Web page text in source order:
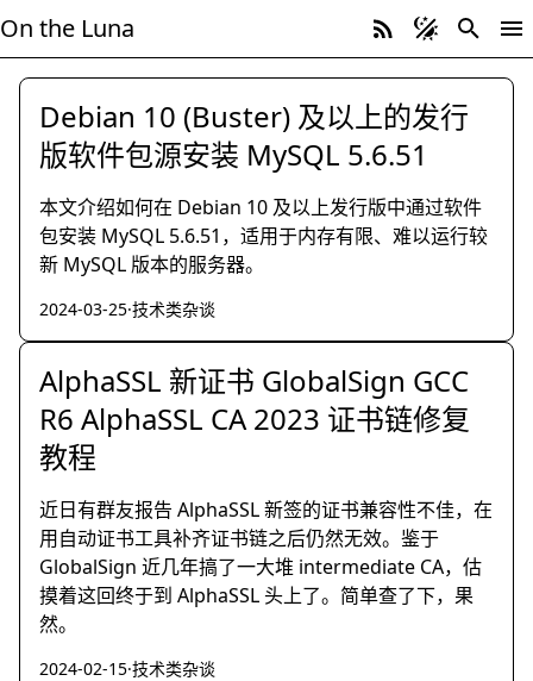
On the Luna
最新文章
Debian 10 (Buster) 及以上的发行
版软件包源安装 MySQL 5.6.51
本文介绍如何在 Debian 10 及以上发行版中通过软件
包安装 MySQL 5.6.51，适用于内存有限、难以运行较
新 MySQL 版本的服务器。
2024-03-25·技术类杂谈
AlphaSSL 新证书 GlobalSign GCC
R6 AlphaSSL CA 2023 证书链修复
教程
近日有群友报告 AlphaSSL 新签的证书兼容性不佳，在
用自动证书工具补齐证书链之后仍然无效。鉴于
GlobalSign 近几年搞了一大堆 intermediate CA，估
摸着这回终于到 AlphaSSL 头上了。简单查了下，果
然。
2024-02-15·技术类杂谈